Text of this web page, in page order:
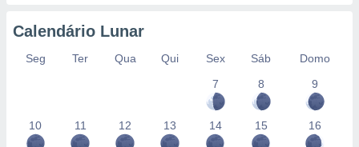
Calendário Lunar
Seg Ter Qua Qui Sex Sáb
Domo
7
8 9
10 11 12 13 14 15 16